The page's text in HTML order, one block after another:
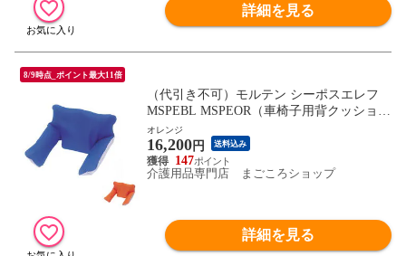
詳細を見る
8/9時点_ポイント最大11倍
（代引き不可）モルテン シーポスエレフ
MSPEBL MSPEOR（車椅子用背クッション
車いす用クッション 滑り止め付き）介護用
品
オレンジ
16,200円 送料込み
147
介護用品専門店 まごころショップ
詳細を見る